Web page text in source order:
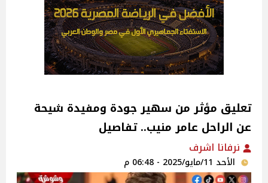
تعليق مؤثر من سهير جودة ومفيدة شيحة
عن الراحل عامر منيب.. تفاصيل
نرفانا اشرف
الأحد 11/مايو/2025 - 06:48 م